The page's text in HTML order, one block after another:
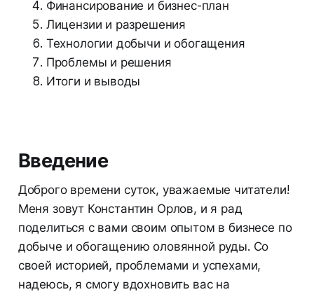
Финансирование и бизнес-план
Лицензии и разрешения
Технологии добычи и обогащения
Проблемы и решения
Итоги и выводы
Введение
Доброго времени суток, уважаемые читатели!
Меня зовут Константин Орлов, и я рад
поделиться с вами своим опытом в бизнесе по
добыче и обогащению оловянной руды. Со
своей историей, проблемами и успехами,
надеюсь, я смогу вдохновить вас на